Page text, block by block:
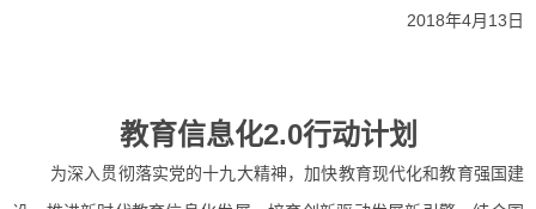
2018年4月13日
教育信息化2.0行动计划
为深入贯彻落实党的十九大精神，加快教育现代化和教育强国建